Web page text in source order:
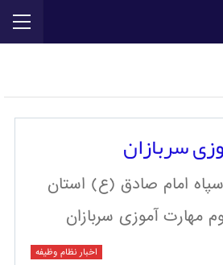
سربازان
سپاه امام صادق (ع) استان
مهارت آموزی سربازان
اخبار نظام وظیفه